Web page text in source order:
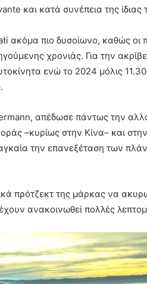
και κατά συνέπεια της ίδιας
ακόμα πιο δυσοίωνο, καθώς οι
χρονιάς. Για την
ενώ το 2024 μόλις
απέδωσε πάντως την
–κυρίως στην Κίνα– και
την επανεξέταση των
πρότζεκτ της μάρκας να
ανακοινωθεί πολλές